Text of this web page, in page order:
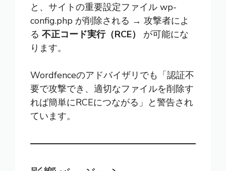
と、サイトの重要設定ファイル wp-
config.php が削除される → 攻撃者によ
る 不正コード実行（RCE）
が可能にな
ります。
Wordfenceのアドバイザリでも「認証不
要で攻撃でき、適切なファイルを削除す
れば簡単にRCEにつながる」と警告され
ています。